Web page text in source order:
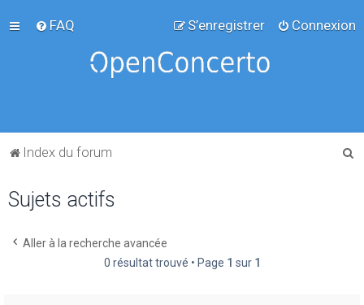
FAQ Connexion
S’enregistrer
Index du forum
Sujets actifs
Aller à la recherche avancée
0 résultat trouvé • Page 1 sur 1